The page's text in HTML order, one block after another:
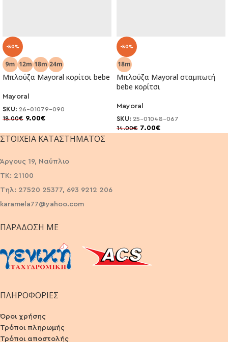
-50%
Μπλούζα Mayoral κορίτσι bebe
Mayoral
SKU: 26-01079-090
18.00€ 9.00€
-50%
Μπλούζα Mayoral σταμπωτή
bebe κορίτσι
Mayoral
SKU: 25-01048-067
14.00€ 7.00€
ΣΤΟΙΧΕΊΑ ΚΑΤΑΣΤΉΜΑΤΟΣ
Άργους 19, Ναύπλιο
ΤΚ: 21100
Τηλ: 27520 25377, 693 9212 206
karamela77@yahoo.com
ΠΑΡΆΔΟΣΗ ΜΕ
ΠΛΗΡΟΦΟΡΙΕΣ
Όροι χρήσης
Τρόποι πληρωμής
Τρόποι αποστολής